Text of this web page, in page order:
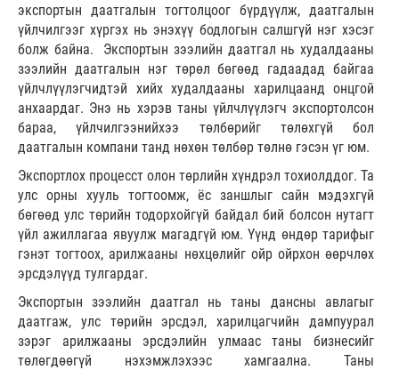
экспортын даатгалын тогтолцоог бүрдүүлж, даатгалын
үйлчилгээг хүргэх нь энэхүү бодлогын салшгүй нэг хэсэг
болж байна. Экспортын зээлийн даатгал нь худалдааны
зээлийн даатгалын нэг төрөл бөгөөд гадаадад байгаа
үйлчлүүлэгчидтэй хийх худалдааны харилцаанд онцгой
анхаардаг. Энэ нь хэрэв таны үйлчлүүлэгч экспортолсон
бараа, үйлчилгээнийхээ төлбөрийг төлөхгүй бол
даатгалын компани танд нөхөн төлбөр төлнө гэсэн үг юм.
Экспортлох процесст олон төрлийн хүндрэл тохиолддог. Та
улс орны хууль тогтоомж, ёс заншлыг сайн мэдэхгүй
бөгөөд улс төрийн тодорхойгүй байдал бий болсон нутагт
үйл ажиллагаа явуулж магадгүй юм. Үүнд өндөр тарифыг
гэнэт тогтоох, арилжааны нөхцөлийг ойр ойрхон өөрчлөх
эрсдэлүүд тулгардаг.
Экспортын зээлийн даатгал нь таны дансны авлагыг
даатгаж, улс төрийн эрсдэл, харилцагчийн дампуурал
зэрэг арилжааны эрсдэлийн улмаас таны бизнесийг
төлөгдөөгүй нэхэмжлэхээс хамгаална. Таны